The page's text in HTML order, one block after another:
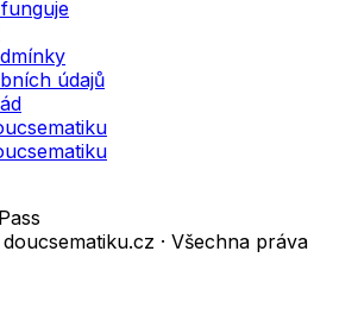
údajů
doucsematiku.cz · Všechna práva